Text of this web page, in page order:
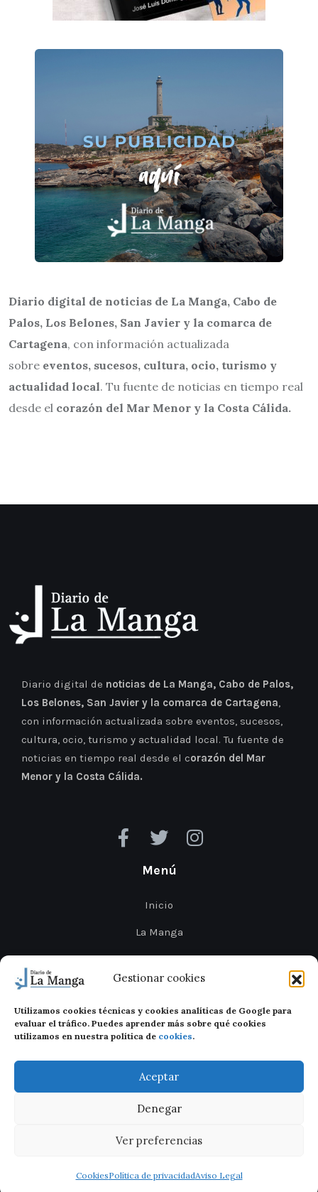
Gestionar cookies
Utilizamos cookies técnicas y cookies analíticas de Google para
evaluar el tráfico. Puedes aprender más sobre qué cookies
utilizamos en nuestra política de cookies.
Aceptar
Denegar
Ver preferencias
CookiesPolítica de privacidadAviso Legal
Diario digital de noticias de La Manga, Cabo de
Palos, Los Belones, San Javier y la comarca de
Cartagena, con información actualizada
sobre eventos, sucesos, cultura, ocio, turismo y
actualidad local. Tu fuente de noticias en tiempo real
desde el corazón del Mar Menor y la Costa Cálida.
Diario digital de noticias de La Manga, Cabo de Palos,
Los Belones, San Javier y la comarca de Cartagena,
con información actualizada sobre eventos, sucesos,
cultura, ocio, turismo y actualidad local. Tu fuente de
noticias en tiempo real desde el corazón del Mar
Menor y la Costa Cálida.
Menú
Inicio
La Manga
Cabo de Palos
Mar Menor
Cartagena
San Javier
Diario de La Manga 2026
LegalPrivacidadCookies